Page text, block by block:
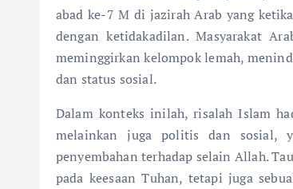
abad ke-7 M di jazirah Arab yang
dengan ketidakadilan. Masyarakat
meminggirkan kelompok lemah,
dan status sosial.
Dalam konteks inilah, risalah Islam
melainkan juga politis dan sosial,
penyembahan terhadap selain Allah.
pada keesaan Tuhan, tetapi juga